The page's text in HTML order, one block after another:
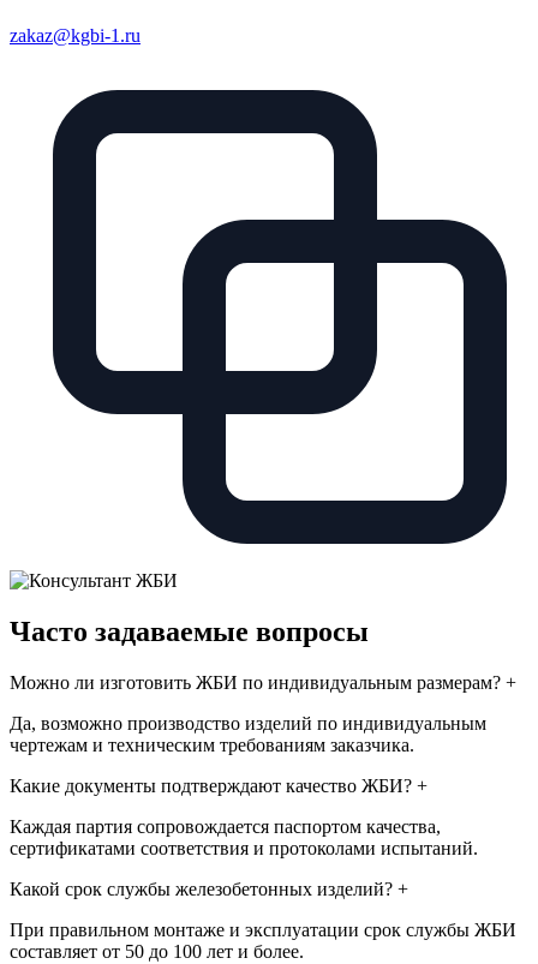
zakaz@kgbi-1.ru
Часто задаваемые вопросы
Можно ли изготовить ЖБИ по индивидуальным размерам? +
Да, возможно производство изделий по индивидуальным
чертежам и техническим требованиям заказчика.
Какие документы подтверждают качество ЖБИ? +
Каждая партия сопровождается паспортом качества,
сертификатами соответствия и протоколами испытаний.
Какой срок службы железобетонных изделий? +
При правильном монтаже и эксплуатации срок службы ЖБИ
составляет от 50 до 100 лет и более.